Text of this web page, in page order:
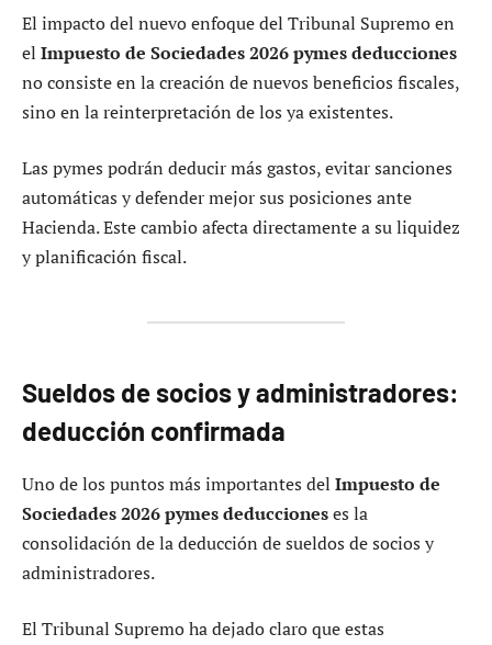
El impacto del nuevo enfoque del Tribunal Supremo en
el Impuesto de Sociedades 2026 pymes deducciones
no consiste en la creación de nuevos beneficios fiscales,
sino en la reinterpretación de los ya existentes.
Las pymes podrán deducir más gastos, evitar sanciones
automáticas y defender mejor sus posiciones ante
Hacienda. Este cambio afecta directamente a su liquidez
y planificación fiscal.
Sueldos de socios y administradores:
deducción confirmada
Uno de los puntos más importantes del Impuesto de
Sociedades 2026 pymes deduccioneses la
consolidación de la deducción de sueldos de socios y
administradores.
El Tribunal Supremo ha dejado claro que estas